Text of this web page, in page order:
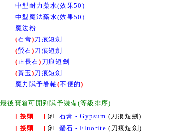
中型耐力藥水(效果50)
中型魔法藥水(效果50)
魔法粉
(石膏)刀痕短劍
(螢石)刀痕短劍
(正長石) 刀痕短劍
(黃玉)刀痕短劍
魔力賦予卷軸(不便的)
最後寶箱可開到賦予裝備(等級排序)
[ 接頭 ] @F 石膏 - Gypsum (刀痕短劍)
[ 接頭 ] @E 螢石 - Fluorite (刀痕短劍)